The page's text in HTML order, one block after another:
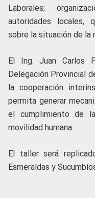
Laborales;
autoridades locales,
sobre la situación de la
El Ing. Juan Carlos
Delegación Provincial
la cooperación
permita generar
el cumplimiento de
movilidad humana.
El taller será
Esmeraldas y